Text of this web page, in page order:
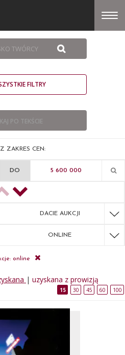
FILTRY
ZAKRES CEN:
DO
DACIE AUKCJI
ONLINE
online
| uzyskana z prowizją
15 30 45 60 100